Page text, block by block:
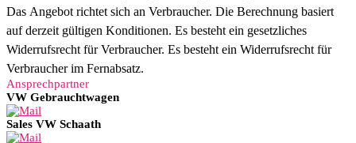
Das Angebot richtet sich an Verbraucher. Die Berechnung basiert
auf derzeit gültigen Konditionen. Es besteht ein gesetzliches
Widerrufsrecht für Verbraucher. Es besteht ein Widerrufsrecht für
Verbraucher im Fernabsatz.
Ansprechpartner
VW Gebrauchtwagen
Sales VW Schaath